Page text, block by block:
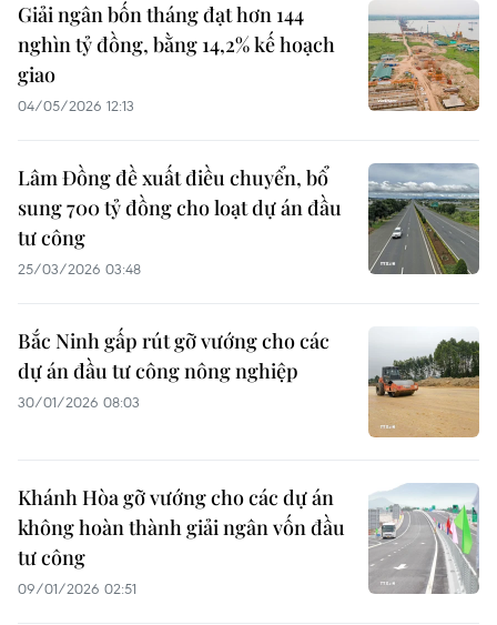
Giải ngân bốn tháng đạt hơn 144
nghìn tỷ đồng, bằng 14,2% kế hoạch
giao
04/05/2026 12:13
Lâm Đồng đề xuất điều chuyển, bổ
sung 700 tỷ đồng cho loạt dự án đầu
tư công
25/03/2026 03:48
Bắc Ninh gấp rút gỡ vướng cho các
dự án đầu tư công nông nghiệp
30/01/2026 08:03
Khánh Hòa gỡ vướng cho các dự án
không hoàn thành giải ngân vốn đầu
tư công
09/01/2026 02:51